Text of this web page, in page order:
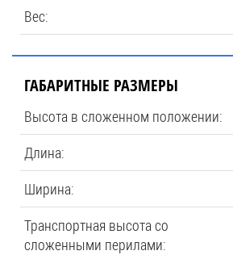
Вес:
ГАБАРИТНЫЕ РАЗМЕРЫ
Высота в сложенном положении:
Длина:
Ширина:
Транспортная высота со
сложенными перилами: